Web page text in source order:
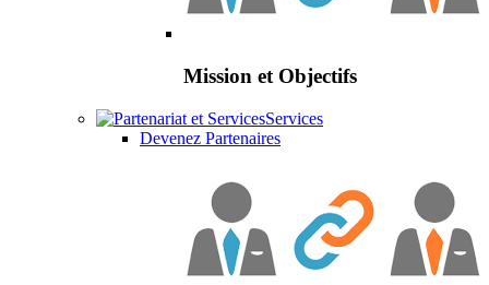
Mission et Objectifs
Services
Devenez Partenaires